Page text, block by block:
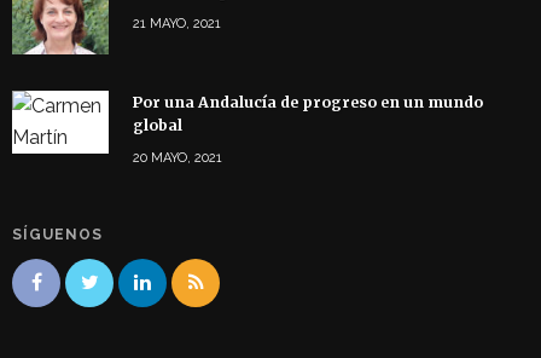
21 MAYO, 2021
Por una Andalucía de progreso en un mundo
global
20 MAYO, 2021
SÍGUENOS